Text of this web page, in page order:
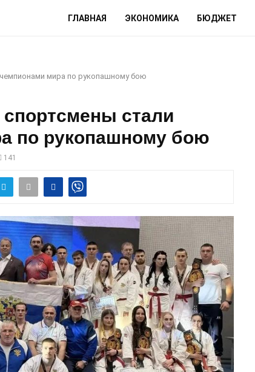
ГЛАВНАЯ ЭКОНОМИКА БЮДЖЕТ
мира по рукопашному бою
стали
по рукопашному бою
141